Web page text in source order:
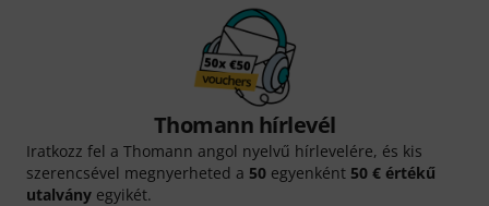
Thomann hírlevél
Iratkozz fel a Thomann angol nyelvű hírlevelére, és kis
szerencsével megnyerheted a 50 egyenként 50 € értékű
utalvány egyikét.